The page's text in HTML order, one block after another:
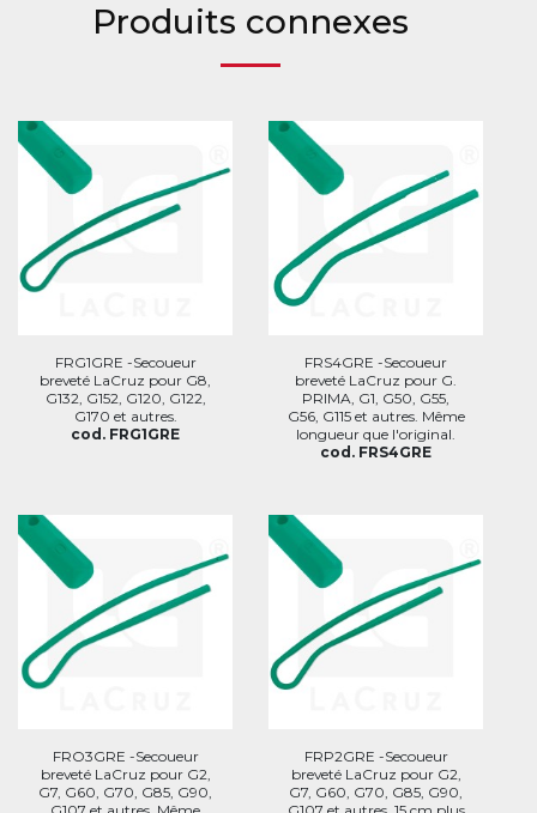
Produits connexes
FRG1GRE -Secoueur
breveté LaCruz pour G8,
G132, G152, G120, G122,
G170 et autres.
cod. FRG1GRE
FRS4GRE -Secoueur
breveté LaCruz pour G.
PRIMA, G1, G50, G55,
G56, G115 et autres. Même
longueur que l'original.
cod. FRS4GRE
FRO3GRE -Secoueur
breveté LaCruz pour G2,
G7, G60, G70, G85, G90,
FRP2GRE -Secoueur
breveté LaCruz pour G2,
G7, G60, G70, G85, G90,